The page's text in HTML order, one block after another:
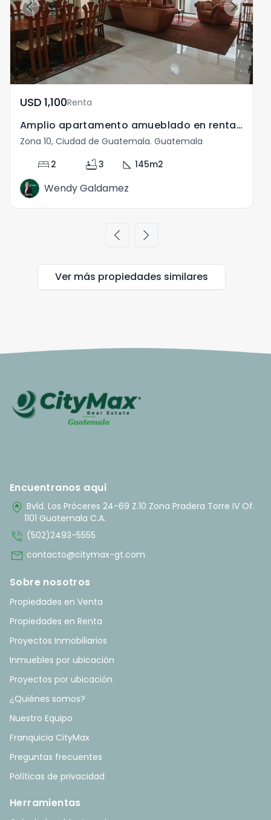
USD	1,100Renta
Amplio apartamento amueblado en renta en la zona 10
Zona 10, Ciudad de Guatemala. Guatemala
bed 2 bathtub3 square_foot 145m2
Wendy Galdamez
chevron_left chevron_right
Ver más propiedades similares
Encuentranos aquí
home_pin Bvld. Los Próceres 24-69 Z.10 Zona Pradera Torre IV Of.
1101 Guatemala C.A.
phone_in_talk (502)2493-5555
mail contacto@citymax-gt.com
Sobre nosotros
Propiedades en Venta
Propiedades en Renta
Proyectos Inmobiliarios
Inmuebles por ubicación
Proyectos por ubicación
¿Quiénes somos?
Nuestro Equipo
Franquicia CityMax
Preguntas frecuentes
Políticas de privacidad
Herramientas